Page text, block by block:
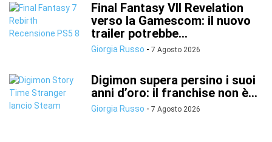
Final Fantasy VII Revelation
verso la Gamescom: il nuovo
trailer potrebbe...
Giorgia Russo - 7 Agosto 2026
Digimon supera persino i suoi
anni d’oro: il franchise non è...
Giorgia Russo - 7 Agosto 2026